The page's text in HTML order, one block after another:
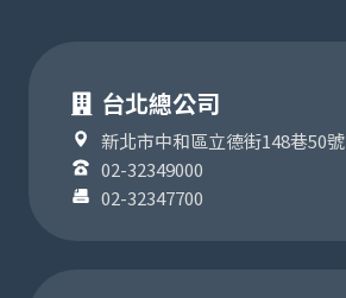
台北總公司
新北市中和區立德街148巷50號
02-32349000
02-32347700